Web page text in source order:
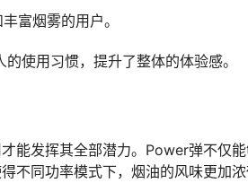
富烟雾的用户。
使用习惯，提升了整体的体验感。
能发挥其全部潜力。Power弹不仅
不同功率模式下，烟油的风味更加浓